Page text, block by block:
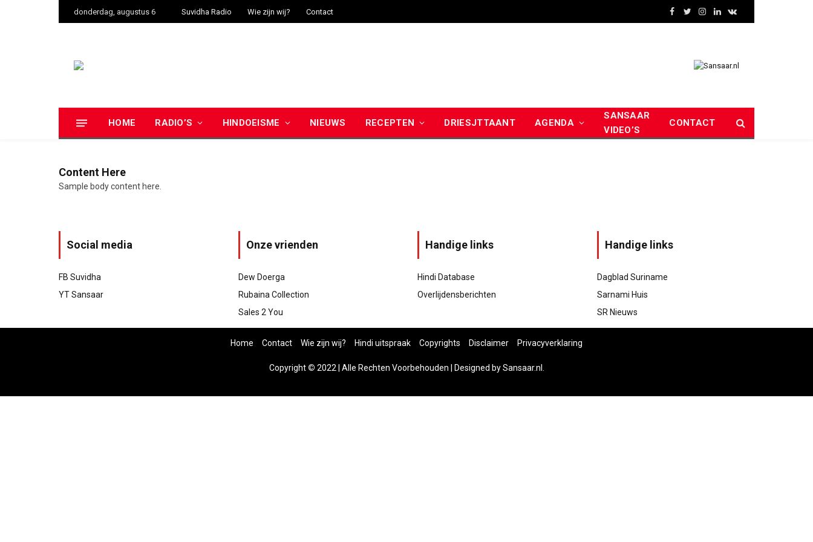
donderdag, augustus 6 Suvidha Radio Wie zijn wij? Contact
Facebook
TwitterInstagram
LinkedInVKontakte
HOME RADIO’S HINDOEISME NIEUWS RECEPTEN DRIESJTTAANT AGENDA
SANSAAR
VIDEO’S
CONTACT
Content Here
Sample body content here.
Social media
FB Suvidha
YT Sansaar
Onze vrienden
Dew Doerga
Rubaina Collection
Sales 2 You
Handige links
Hindi Database
Overlijdensberichten
Handige links
Dagblad Suriname
Sarnami Huis
SR Nieuws
Home Contact Wie zijn wij? Hindi uitspraak Copyrights Disclaimer Privacyverklaring
Copyright © 2022 | Alle Rechten Voorbehouden | Designed bySansaar.nl